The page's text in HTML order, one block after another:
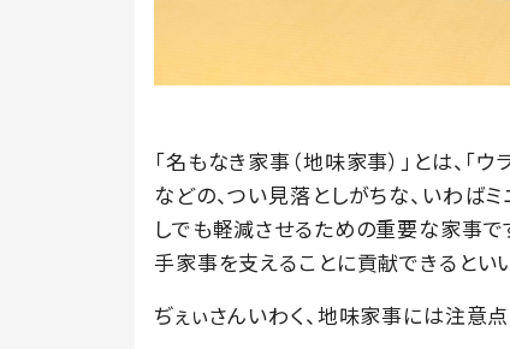
「名もなき家事（地味家事）」とは、「
などの、つい見落としがちな、いわば
しでも軽減させるための重要な家事で
手家事を支えることに貢献できるとい
ぢぇぃさんいわく、地味家事には注意点